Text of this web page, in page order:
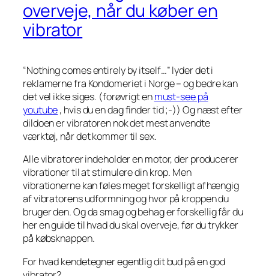
overveje, når du køber en
vibrator
“Nothing comes entirely by itself…” lyder det i
reklamerne fra Kondomeriet i Norge – og bedre kan
det vel ikke siges. (forøvrigt enmust-see på
youtube, hvis du en dag finder tid ;-)) Og næst efter
dildoen er vibratoren nok det mest anvendte
værktøj, når det kommer til sex.
Alle vibratorer indeholder en motor, der producerer
vibrationer til at stimulere din krop. Men
vibrationerne kan føles meget forskelligt afhængig
af vibratorens udformning og hvor på kroppen du
bruger den. Og da smag og behag er forskellig får du
her en guide til hvad du skal overveje, før du trykker
på købsknappen.
For hvad kendetegner egentlig dit bud på en god